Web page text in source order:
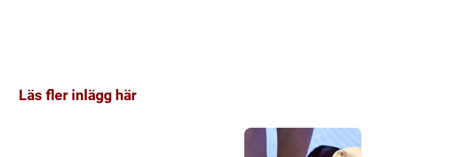
Läs fler inlägg här